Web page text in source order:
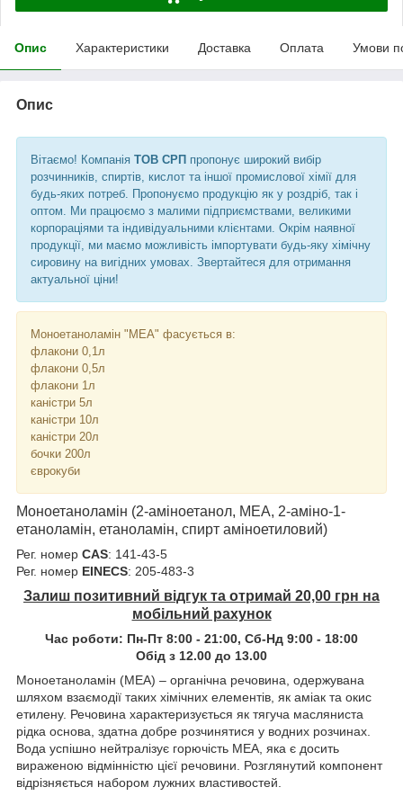
Опис Характеристики Доставка Оплата Умови
Опис
Вітаємо! Компанія ТОВ СРП пропонує широкий вибір
розчинників, спиртів, кислот та іншої промислової хімії для
будь-яких потреб. Пропонуємо продукцію як у роздріб, так і
оптом. Ми працюємо з малими підприємствами, великими
корпораціями та індивідуальними клієнтами. Окрім наявної
продукції, ми маємо можливість імпортувати будь-яку хімічну
сировину на вигідних умовах. Звертайтеся для отримання
актуальної ціни!
Моноетаноламін "МЕА" фасується в:
флакони 0,1л
флакони 0,5л
флакони 1л
каністри 5л
каністри 10л
каністри 20л
бочки 200л
єврокуби
Моноетаноламін (2-аміноетанол, МЕА, 2-аміно-1-
етаноламін, етаноламін, спирт аміноетиловий)
Рег. номер CAS: 141-43-5
Рег. номер EINECS: 205-483-3
Залиш позитивний відгук та отримай 20,00 грн на
мобільний рахунок
Час роботи: Пн-Пт 8:00 - 21:00, Сб-Нд 9:00 - 18:00
Обід з 12.00 до 13.00
Моноетаноламін (МЕА) – органічна речовина, одержувана
шляхом взаємодії таких хімічних елементів, як аміак та окис
етилену. Речовина характеризується як тягуча масляниста
рідка основа, здатна добре розчинятися у водних розчинах.
Вода успішно нейтралізує горючість МЕА, яка є досить
вираженою відмінністю цієї речовини. Розглянутий компонент
відрізняється набором лужних властивостей.